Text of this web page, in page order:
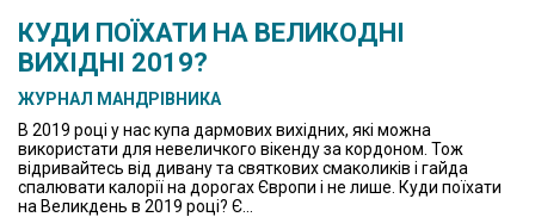
КУДИ ПОЇХАТИ НА ВЕЛИКОДНІ
ВИХІДНІ 2019?
ЖУРНАЛ МАНДРІВНИКА
В 2019 році у нас купа дармових вихідних, які можна
використати для невеличкого вікенду за кордоном. Тож
відривайтесь від дивану та святкових смаколиків і гайда
спалювати калорії на дорогах Європи і не лише. Куди поїхати
на Великдень в 2019 році? Є...